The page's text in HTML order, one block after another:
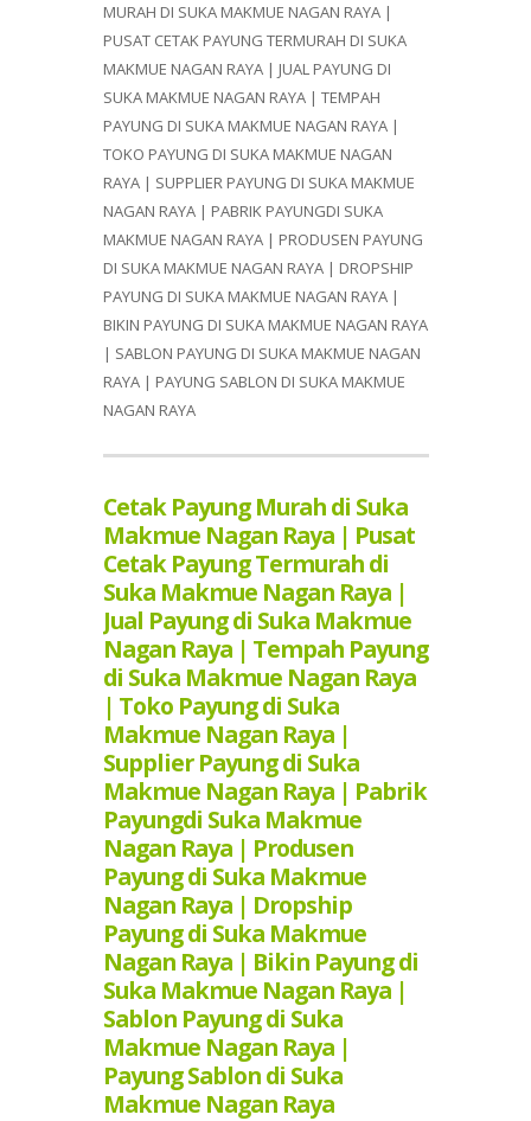
MURAH DI SUKA MAKMUE NAGAN RAYA |
PUSAT CETAK PAYUNG TERMURAH DI SUKA
MAKMUE NAGAN RAYA | JUAL PAYUNG DI
SUKA MAKMUE NAGAN RAYA | TEMPAH
PAYUNG DI SUKA MAKMUE NAGAN RAYA |
TOKO PAYUNG DI SUKA MAKMUE NAGAN
RAYA | SUPPLIER PAYUNG DI SUKA MAKMUE
NAGAN RAYA | PABRIK PAYUNGDI SUKA
MAKMUE NAGAN RAYA | PRODUSEN PAYUNG
DI SUKA MAKMUE NAGAN RAYA | DROPSHIP
PAYUNG DI SUKA MAKMUE NAGAN RAYA |
BIKIN PAYUNG DI SUKA MAKMUE NAGAN RAYA
| SABLON PAYUNG DI SUKA MAKMUE NAGAN
RAYA | PAYUNG SABLON DI SUKA MAKMUE
NAGAN RAYA
Cetak Payung Murah di Suka
Makmue Nagan Raya | Pusat
Cetak Payung Termurah di
Suka Makmue Nagan Raya |
Jual Payung di Suka Makmue
Nagan Raya | Tempah Payung
di Suka Makmue Nagan Raya
| Toko Payung di Suka
Makmue Nagan Raya |
Supplier Payung di Suka
Makmue Nagan Raya | Pabrik
Payungdi Suka Makmue
Nagan Raya | Produsen
Payung di Suka Makmue
Nagan Raya | Dropship
Payung di Suka Makmue
Nagan Raya | Bikin Payung di
Suka Makmue Nagan Raya |
Sablon Payung di Suka
Makmue Nagan Raya |
Payung Sablon di Suka
Makmue Nagan Raya